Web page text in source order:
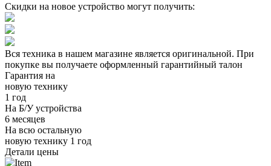
Скидки на новое устройство могут получить:
Вся техника в нашем магазине является оригинальной. При
покупке вы получаете оформленный гарантийный талон
Гарантия на
новую технику
1 год
На Б/У устройства
6 месяцев
На всю остальную
новую технику 1 год
Детали цены